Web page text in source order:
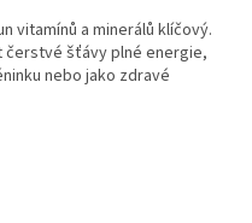
vitamínů a minerálů klíčový.
čerstvé šťávy plné energie,
nebo jako zdravé